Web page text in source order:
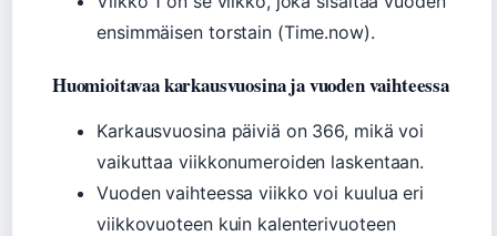
ensimmäisen torstain (Time.now).
Huomioitavaa karkausvuosina ja vuoden vaihteessa
Karkausvuosina päiviä on 366, mikä voi
vaikuttaa viikkonumeroiden laskentaan.
Vuoden vaihteessa viikko voi kuulua eri
viikkovuoteen kuin kalenterivuoteen